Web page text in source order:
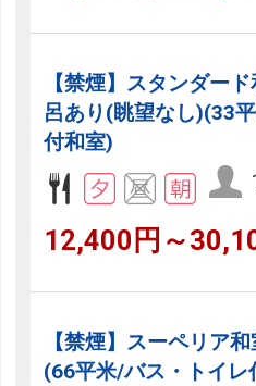
【禁煙】スタンダー
呂あり(眺望なし)(33
付和室)
12,400円～
【禁煙】スーペリア
(66平米/バス・トイレ